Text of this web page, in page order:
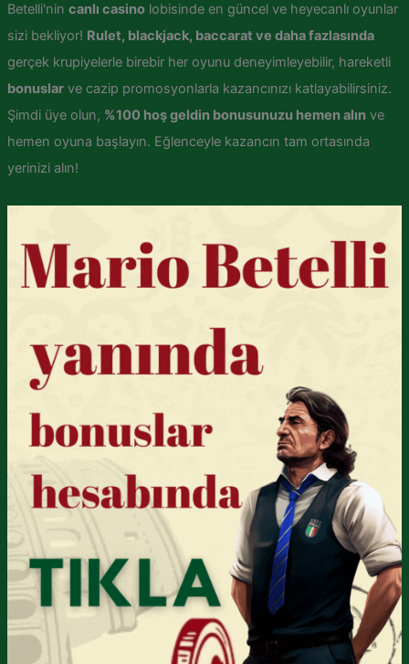
Betelli'nin canlı casinolobisinde en güncel ve heyecanlı oyunlar
sizi bekliyor! Rulet, blackjack, baccarat ve daha fazlasında
gerçek krupiyelerle birebir her oyunu deneyimleyebilir, hareketli
bonuslarve cazip promosyonlarla kazancınızı katlayabilirsiniz.
Şimdi üye olun, %100 hoş geldin bonusunuzu hemen alın ve
hemen oyuna başlayın. Eğlenceyle kazancın tam ortasında
yerinizi alın!